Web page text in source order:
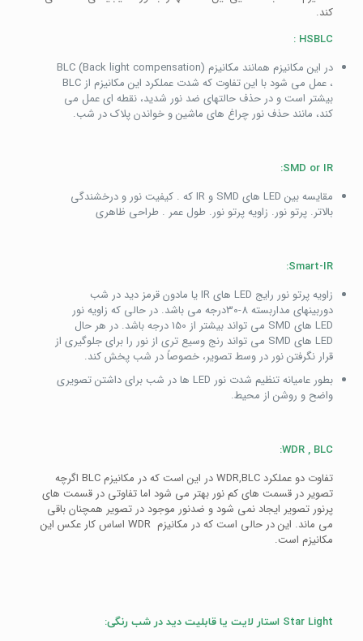
کند.
HSBLC :
در این مکانیزم همانند مکانیزم BLC (Back light compensation)
، عمل می شود با این تفاوت که شدت عملکرد این مکانیزم از BLC
بیشتر است و در حذف حالتهای ضد نور شدید، نقطه ای عمل می
کند، مانند حذف نور چراغ های ماشین و خواندن پلاک در شب.
SMD or IR:
مقایسه بین LED های SMD و IR که . کیفیت نور و درخشندگی
بالاتر. پرتو نور. زاویه پرتو نور. طول عمر . طراحی ظاهری
Smart-IR:
زاویه پرتو نور رایج LED های IR یا مادون قرمز دید در شب
دوربینهای مداربسته 8-30درجه می باشد. در حالی که زاویه نور
LED های SMD می تواند بیشتر از 150 درجه باشد. در هر حال
LED های SMD می تواند رنج وسیع تری از نور را برای جلوگیری از
قرار نگرفتن نور در وسط تصویر، خصوصاً در شب پخش کند.
بطور عامیانه تنظیم شدت نور LED ها در شب برای داشتن تصویری
واضح و روشن از محیط.
WDR , BLC:
تفاوت دو عملکرد WDR,BLC در این است که در مکانیزم BLC اگرچه
تصویر در قسمت های کم نور بهتر می شود اما تفاوتی در قسمت های
پرنور تصویر ایجاد نمی شود و ضدنور موجود در تصویر همچنان باقی
می ماند. این در حالی است که در مکانیزم WDR اساس کار عکس این
مکانیزم است.
Star Light استار لایت یا قابلیت دید در شب رنگی: